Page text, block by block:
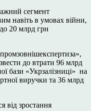
сегмент
навіть в умовах війни,
20 млрд грн
до втрати 96 млрд
бази «Укрзалізниці» на
виручки та 36 млрд
від зростання